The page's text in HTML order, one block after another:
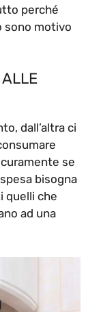
perché
sono motivo
dall’altra ci
se
bisogna
quelli che
ad una